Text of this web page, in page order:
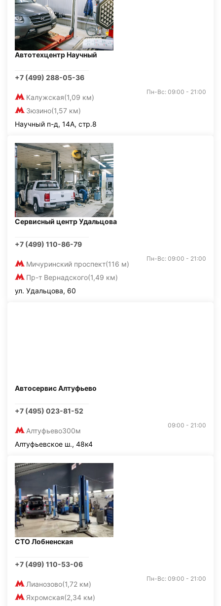
Автотехцентр Научный
+7 (499) 288-05-36
Калужская(1,09 км)
Зюзино(1,57 км)
Пн-Вс: 09:00 - 21:00
Научный п-д, 14А, стр.8
Сервисный центр Удальцова
+7 (499) 110-86-79
Мичуринский проспект(116 м)
Пр-т Вернадского(1,49 км)
Пн-Вс: 09:00 - 21:00
ул. Удальцова, 60
Автосервис Алтуфьево
+7 (495) 023-81-52
Алтуфьево300м
09:00 - 21:00
Алтуфьевское ш., 48к4
СТО Лобненская
+7 (499) 110-53-06
Лианозово(1,72 км)
Яхромская(2,34 км)
Пн-Вс: 09:00 - 21:00